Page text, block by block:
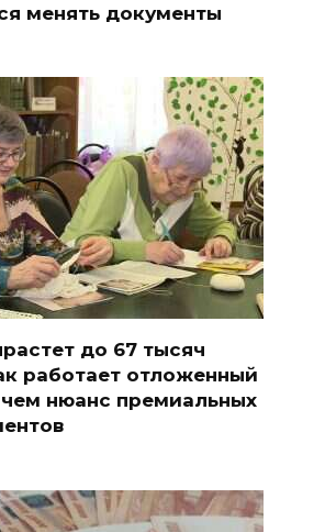
менять документы
до 67 тысяч
работает отложенный
нюанс премиальных